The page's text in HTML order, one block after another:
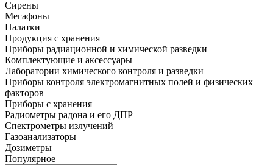
Сирены
Мегафоны
Палатки
Продукция с хранения
Приборы радиационной и химической разведки
Комплектующие и аксессуары
Лаборатории химического контроля и разведки
Приборы контроля электромагнитных полей и физических
факторов
Приборы с хранения
Радиометры радона и его ДПР
Спектрометры излучений
Газоанализаторы
Дозиметры
Популярное